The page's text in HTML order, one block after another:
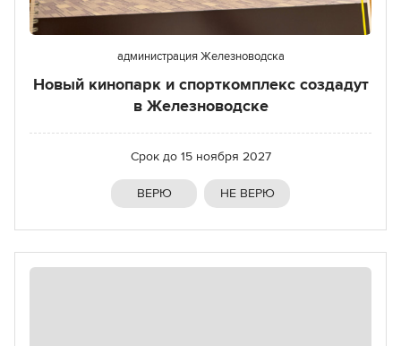
администрация Железноводска
Новый кинопарк и спорткомплекс создадут
в Железноводске
Срок до 15 ноября 2027
ВЕРЮ НЕ ВЕРЮ